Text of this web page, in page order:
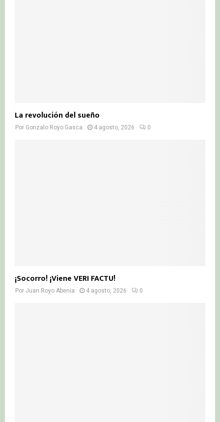
La revolución del sueño
Por Gonzalo Royo Gasca 4 agosto, 2026 0
¡Socorro! ¡Viene VERI FACTU!
Por Juan Royo Abenia 4 agosto, 2026 0